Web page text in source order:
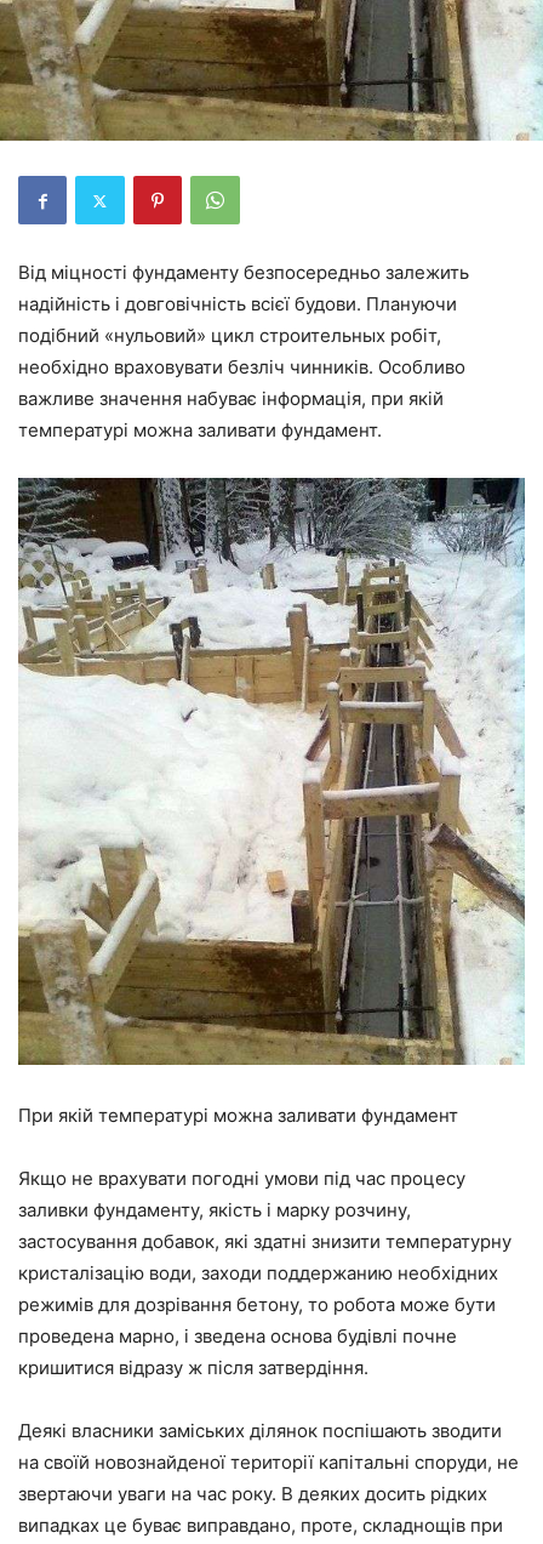
Від міцності фундаменту безпосередньо залежить
надійність і довговічність всієї будови. Плануючи
подібний «нульовий» цикл строительных робіт,
необхідно враховувати безліч чинників. Особливо
важливе значення набуває інформація, при якій
температурі можна заливати фундамент.
При якій температурі можна заливати фундамент
Якщо не врахувати погодні умови під час процесу
заливки фундаменту, якість і марку розчину,
застосування добавок, які здатні знизити температурну
кристалізацію води, заходи поддержанию необхідних
режимів для дозрівання бетону, то робота може бути
проведена марно, і зведена основа будівлі почне
кришитися відразу ж після затвердіння.
Деякі власники заміських ділянок поспішають зводити
на своїй новознайденої території капітальні споруди, не
звертаючи уваги на час року. В деяких досить рідких
випадках це буває виправдано, проте, складнощів при